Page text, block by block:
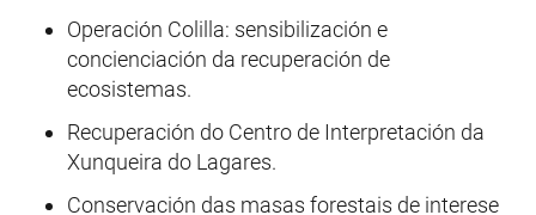
Operación Colilla: sensibilización e
concienciación da recuperación de
ecosistemas.
Recuperación do Centro de Interpretación da
Xunqueira do Lagares.
Conservación das masas forestais de interese